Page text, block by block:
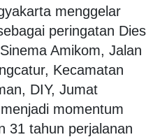
menggelar
peringatan Dies
Amikom, Jalan
Kecamatan
DIY, Jumat
momentum
31 tahun perjalanan